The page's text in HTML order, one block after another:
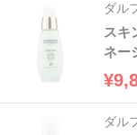
ダル
スキ
ネー
ダル